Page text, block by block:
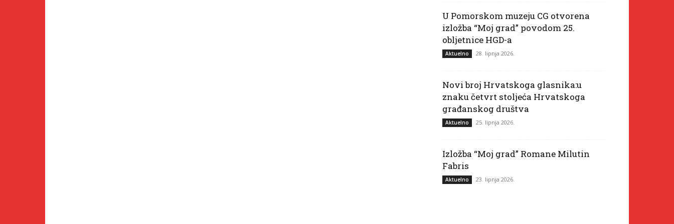
U Pomorskom muzeju CG otvorena
izložba “Moj grad” povodom 25.
obljetnice HGD-a
Aktuelno 28. lipnja 2026.
Novi broj Hrvatskoga glasnika:u
znaku četvrt stoljeća Hrvatskoga
građanskog društva
Aktuelno 25. lipnja 2026.
Izložba “Moj grad” Romane Milutin
Fabris
Aktuelno 23. lipnja 2026.